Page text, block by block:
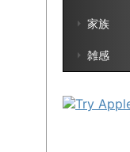
家族
雑感